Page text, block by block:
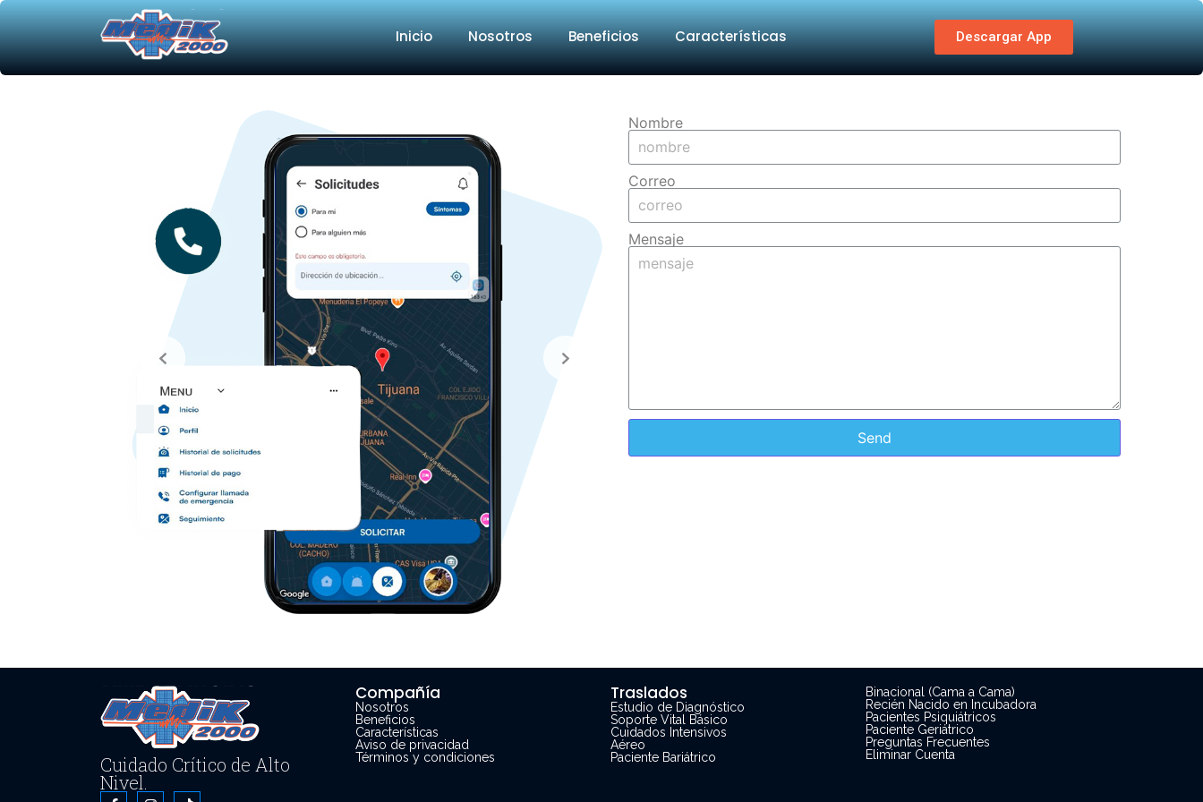
Inicio Nosotros Beneficios Características Descargar App
Nombre
Correo
Mensaje
Send
Cuidado Crítico de Alto
Nivel.
Compañía
Nosotros
Beneficios
Características
Aviso de privacidad
Términos y condiciones
Traslados
Estudio de Diagnóstico
Soporte Vital Básico
Cuidados Intensivos
Aéreo
Paciente Bariátrico
Binacional (Cama a Cama)
Recién Nacido en Incubadora
Pacientes Psiquiátricos
Paciente Geriátrico
Preguntas Frecuentes
Eliminar Cuenta